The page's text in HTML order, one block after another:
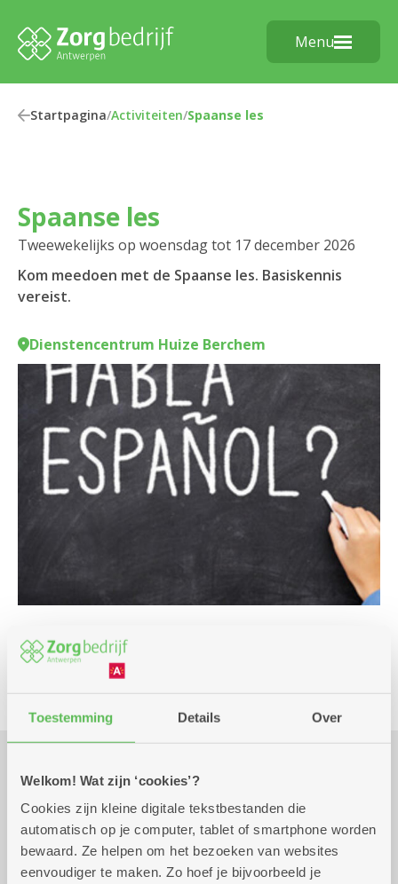
Toestemming Details Over
Welkom! Wat zijn ‘cookies’?
Cookies zijn kleine digitale tekstbestanden die
automatisch op je computer, tablet of smartphone worden
bewaard. Ze helpen om het bezoeken van websites
eenvoudiger te maken. Zo hoef je bijvoorbeeld je
Menu
Startpagina/Activiteiten/Spaanse les
Spaanse les
Tweewekelijks op woensdag tot 17 december 2026
Kom meedoen met de Spaanse les. Basiskennis
vereist.
Dienstencentrum Huize Berchem
Cursus en workshop
Praktisch
Tweewekelijks op woensdag tot
17 december 2026
14.00 uur tot
16.00 uur